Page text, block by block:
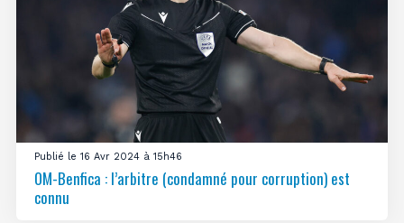
Publié le 16 Avr 2024 à 15h46
OM-Benfica : l’arbitre (condamné pour corruption) est
connu